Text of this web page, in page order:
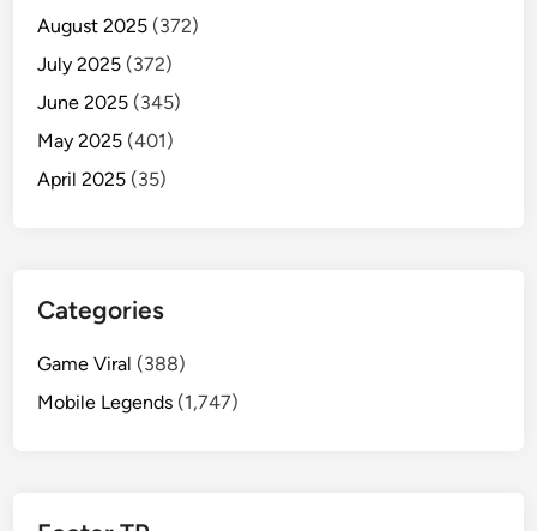
August 2025 (372)
July 2025 (372)
June 2025 (345)
May 2025 (401)
April 2025 (35)
Categories
Game Viral (388)
Mobile Legends (1,747)